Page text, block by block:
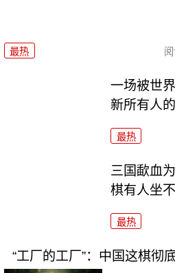
最热
一场被世
新所有人
最热
三国歃血
棋有人坐不
最热
“工厂的工厂”：中国这棋彻